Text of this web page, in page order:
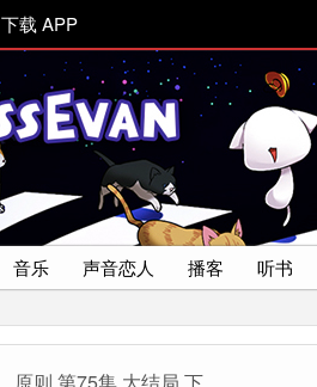
下载 APP
音乐 声音恋人 播客 听书